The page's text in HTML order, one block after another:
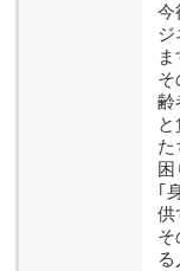
今
ジ
ま
そ
齢
た
困
｢
供
そ
る